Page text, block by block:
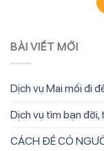
BÀI VIẾT MỚI
Dịch vụ Mai mối đi
Dịch vụ tìm bạn đời,
CÁCH ĐỂ CÓ